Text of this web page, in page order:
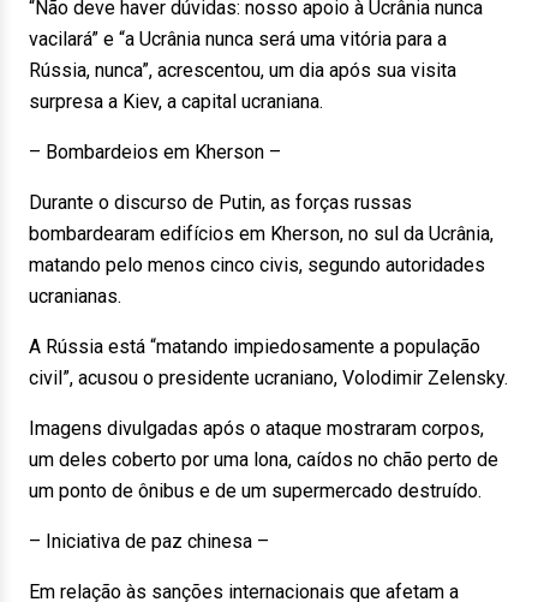
“Não deve haver dúvidas: nosso apoio à Ucrânia nunca
vacilará” e “a Ucrânia nunca será uma vitória para a
Rússia, nunca”, acrescentou, um dia após sua visita
surpresa a Kiev, a capital ucraniana.
– Bombardeios em Kherson –
Durante o discurso de Putin, as forças russas
bombardearam edifícios em Kherson, no sul da Ucrânia,
matando pelo menos cinco civis, segundo autoridades
ucranianas.
A Rússia está “matando impiedosamente a população
civil”, acusou o presidente ucraniano, Volodimir Zelensky.
Imagens divulgadas após o ataque mostraram corpos,
um deles coberto por uma lona, caídos no chão perto de
um ponto de ônibus e de um supermercado destruído.
– Iniciativa de paz chinesa –
Em relação às sanções internacionais que afetam a